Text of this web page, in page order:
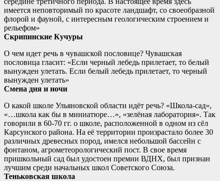
имеется неповторимый по красоте ландшафт, со своеобразной
флорой и фауной, с интересным геологическим строением и
рельефом»
Скрипинские Кучуры
О чем идет речь в чувашской пословице? Чувашская
пословица гласит: «Если черный лебедь прилетает, то белый
вынужден улетать. Если белый лебедь прилетает, то черный
вынужден улетать»
Смена дня и ночи
О какой школе Ульяновской области идёт речь? «Школа-сад»,
«…школа как бы в миниатюре…», «зелёная лаборатория». Так
говорили в 60-70 гг. о школе, расположенной в одном из сёл
Карсунского района. На её территории произрастало более 30
различных древесных пород, имелся небольшой бассейн с
фонтаном, агрометеорологический пост. В свое время
пришкольный сад был удостоен премии ВДНХ, был признан
лучшим среди начальных школ Советского Союза.
Теньковская школа